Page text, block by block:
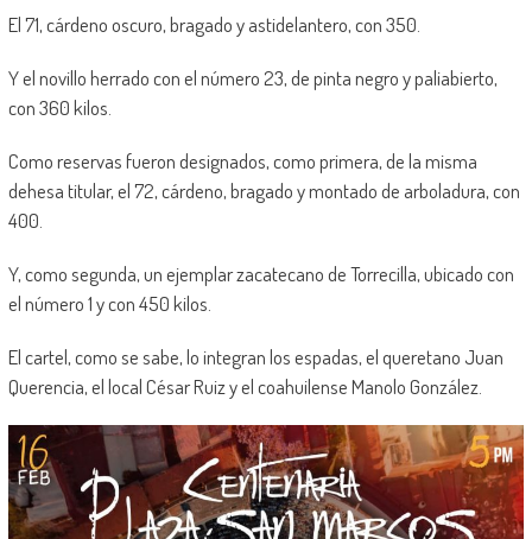
El 71, cárdeno oscuro, bragado y astidelantero, con 350.
Y el novillo herrado con el número 23, de pinta negro y paliabierto,
con 360 kilos.
Como reservas fueron designados, como primera, de la misma
dehesa titular, el 72, cárdeno, bragado y montado de arboladura, con
400.
Y, como segunda, un ejemplar zacatecano de Torrecilla, ubicado con
el número 1 y con 450 kilos.
El cartel, como se sabe, lo integran los espadas, el queretano Juan
Querencia, el local César Ruiz y el coahuilense Manolo González.